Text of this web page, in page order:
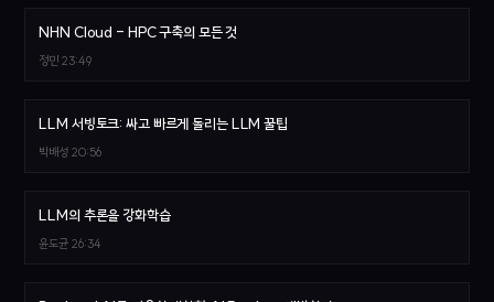
NHN Cloud - HPC 구축의 모든 것
정민 23:49
LLM 서빙토크: 싸고 빠르게 돌리는 LLM 꿀팁
박배성 20:56
LLM의 추론을 강화학습
윤도균 26:34